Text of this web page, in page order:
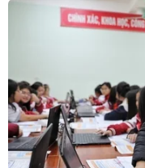
#Chữa bệnh
#Đại tướng Ngô Xuân